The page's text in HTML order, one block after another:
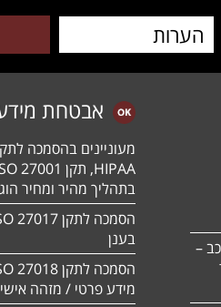
–
אבטחת
מעוניינים בהסמכה
בתהליך מהיר ומחיר
בענן
מידע פרטי / מזהה